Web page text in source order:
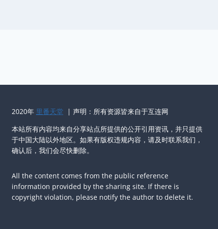
2020年 里番天堂 | 声明：所有资源皆来自于互连网
本站所有内容均来自分享站点所提供的公开引用资讯，并只提供
于中国大陆以外地区。如果有版权违规内容，请及时联系我们，
确认后，我们会尽快删除。
All the content comes from the public reference
information provided by the sharing site. If there is
copyright violation, please notify the author to delete it.